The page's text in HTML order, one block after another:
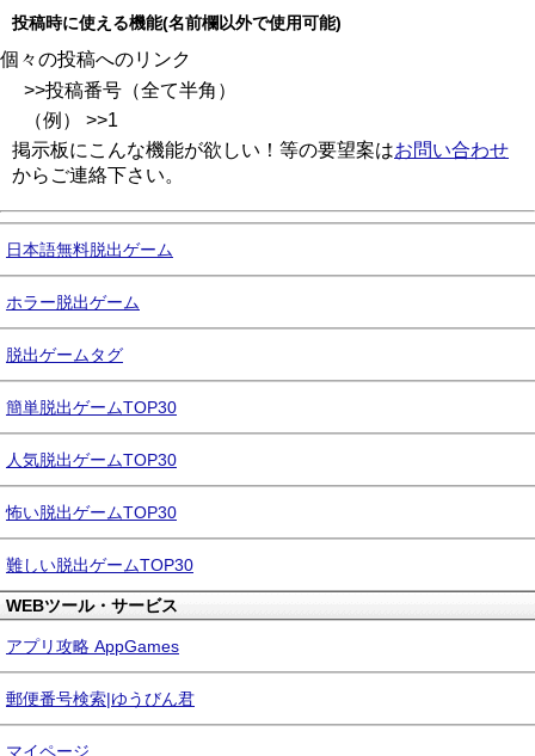
投稿時に使える機能(名前欄以外で使用可能)
個々の投稿へのリンク
>>投稿番号（全て半角）
（例） >>1
掲示板にこんな機能が欲しい！等の要望案はお問い合わせ
からご連絡下さい。
日本語無料脱出ゲーム
ホラー脱出ゲーム
脱出ゲームタグ
簡単脱出ゲームTOP30
人気脱出ゲームTOP30
怖い脱出ゲームTOP30
難しい脱出ゲームTOP30
WEBツール・サービス
アプリ攻略 AppGames
郵便番号検索|ゆうびん君
マイページ